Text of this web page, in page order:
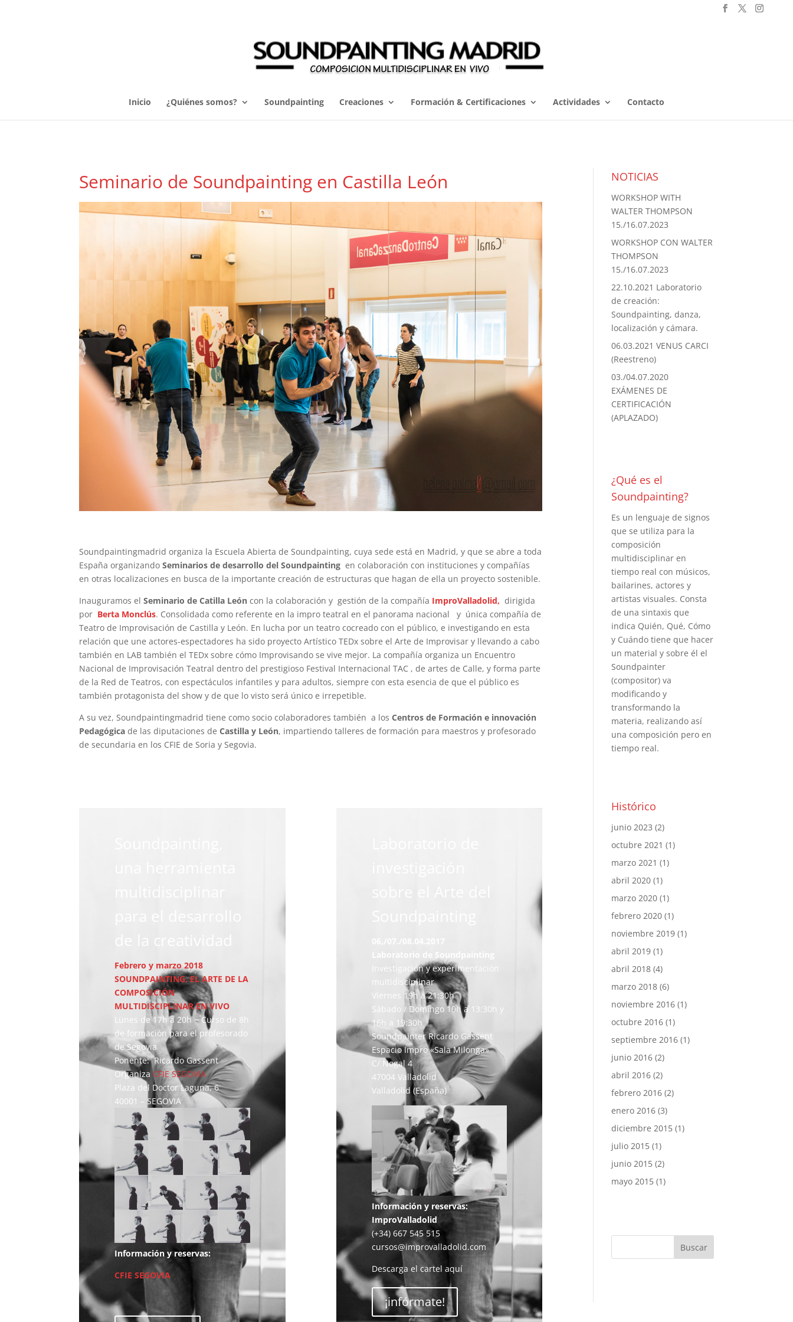
Inicio ¿Quiénes somos? Soundpainting Creaciones Formación & Certificaciones Actividades Contacto
Seminario de Soundpainting en Castilla León
Soundpaintingmadrid organiza la Escuela Abierta de Soundpainting, cuya sede está en Madrid, y que se abre a toda
España organizandoSeminarios de desarrollo del Soundpainting en colaboración con instituciones y compañías
en otras localizaciones en busca de la importante creación de estructuras que hagan de ella un proyecto sostenible.
Inauguramos elSeminario de Catilla León con la colaboración y gestión de la compañía ImproValladolid, dirigida
por Berta Monclús. Consolidada como referente en la impro teatral en el panorama nacional y única compañía de
Teatro de Improvisación de Castilla y León. En lucha por un teatro cocreado con el público, e investigando en esta
relación que une actores-espectadores ha sido proyecto Artístico TEDx sobre el Arte de Improvisar y llevando a cabo
también en LAB también el TEDx sobre cómo Improvisando se vive mejor. La compañía organiza un Encuentro
Nacional de Improvisación Teatral dentro del prestigioso Festival Internacional TAC , de artes de Calle, y forma parte
de la Red de Teatros, con espectáculos infantiles y para adultos, siempre con esta esencia de que el público es
también protagonista del show y de que lo visto será único e irrepetible.
A su vez, Soundpaintingmadrid tiene como socio colaboradores también a losCentros de Formación e innovación
Pedagógica de las diputaciones deCastilla y León, impartiendo talleres de formación para maestros y profesorado
de secundaria en los CFIE de Soria y Segovia.
Febrero y marzo 2018
SOUNDPAINTING, EL ARTE DE LA
COMPOSICIÓN
MULTIDISCIPLINAR EN VIVO
Lunes de 17h a 20h ~ Curso de 8h
de formación para el profesorado
de Segovia
Ponente: Ricardo Gassent
OrganizaCFIE SEGOVIA
Plaza del Doctor Laguna, 6
40001 – SEGOVIA
Información y reservas:
CFIE SEGOVIA
Laboratorio de Soundpainting
Investigación y experimentación
multidisciplinar
Viernes 19h a 21:30h
Sábado / Domingo 10h a 13:30h y
16h a 19:30h
Soundpainter Ricardo Gassent
Espacio Impro «Sala Milonga»
C/ Nogal 4
47004 Valladolid
Valladolid (España)
Información y reservas:
ImproValladolid
(+34) 667 545 515
cursos@improvalladolid.com
Descarga el cartel aquí
¡infórmate!
NOTICIAS
WORKSHOP WITH
WALTER THOMPSON
15./16.07.2023
WORKSHOP CON WALTER
THOMPSON
15./16.07.2023
22.10.2021 Laboratorio
de creación:
Soundpainting, danza,
localización y cámara.
06.03.2021 VENUS CARCI
(Reestreno)
03./04.07.2020
EXÁMENES DE
CERTIFICACIÓN
(APLAZADO)
¿Qué es el
Soundpainting?
Es un lenguaje de signos
que se utiliza para la
composición
multidisciplinar en
tiempo real con músicos,
bailarines, actores y
artistas visuales. Consta
de una sintaxis que
indica Quién, Qué, Cómo
y Cuándo tiene que hacer
un material y sobre él el
Soundpainter
(compositor) va
modificando y
transformando la
materia, realizando así
una composición pero en
tiempo real.
Histórico
junio 2023 (2)
octubre 2021 (1)
marzo 2021 (1)
abril 2020 (1)
marzo 2020 (1)
febrero 2020 (1)
noviembre 2019 (1)
abril 2019 (1)
abril 2018 (4)
marzo 2018 (6)
noviembre 2016 (1)
octubre 2016 (1)
septiembre 2016 (1)
junio 2016 (2)
abril 2016 (2)
febrero 2016 (2)
enero 2016 (3)
diciembre 2015 (1)
julio 2015 (1)
junio 2015 (2)
mayo 2015 (1)